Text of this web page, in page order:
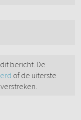
bericht. De
of de uiterste